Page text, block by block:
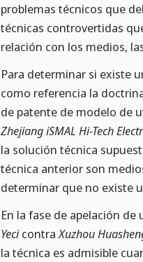
problemas técnicos que
técnicas controvertidas
relación con los medios,
Para determinar si existe
como referencia la
de patente de modelo de
Zhejiang iSMAL Hi-Tech
la solución técnica
técnica anterior son
determinar que no existe
En la fase de apelación
YecicontraXuzhou
la técnica es admisible